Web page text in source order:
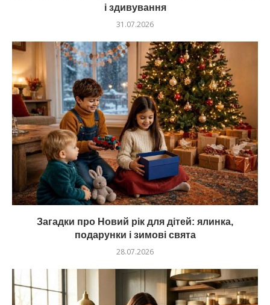
і здивування
31.07.2026
Загадки про Новий рік для дітей: ялинка,
подарунки і зимові свята
28.07.2026